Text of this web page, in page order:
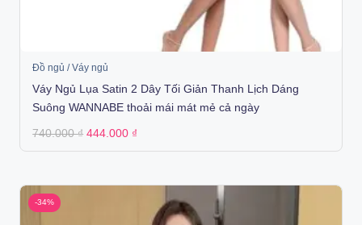
Đồ ngủ / Váy ngủ
Váy Ngủ Lụa Satin 2 Dây Tối Giản Thanh Lịch Dáng
Suông WANNABE thoải mái mát mẻ cả ngày
740.000₫ Original
was:
444.000 ₫
is:
-34%